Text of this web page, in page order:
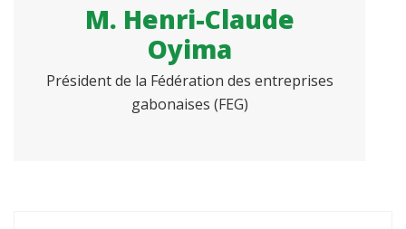
M. Henri-Claude
Oyima
Président de la Fédération des entreprises
gabonaises (FEG)